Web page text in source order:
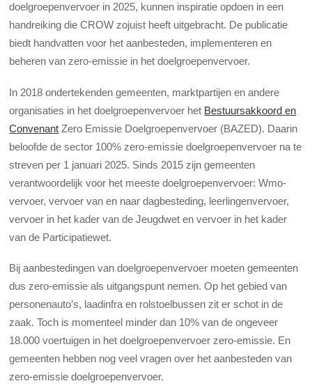
doelgroepenvervoer in 2025, kunnen inspiratie opdoen in een
handreiking die CROW zojuist heeft uitgebracht. De publicatie
biedt handvatten voor het aanbesteden, implementeren en
beheren van zero-emissie in het doelgroepenvervoer.
In 2018 ondertekenden gemeenten, marktpartijen en andere
organisaties in het doelgroepenvervoer het Bestuursakkoord en
Convenant Zero Emissie Doelgroepenvervoer (BAZED). Daarin
beloofde de sector 100% zero-emissie doelgroepenvervoer na te
streven per 1 januari 2025. Sinds 2015 zijn gemeenten
verantwoordelijk voor het meeste doelgroepenvervoer: Wmo-
vervoer, vervoer van en naar dagbesteding, leerlingenvervoer,
vervoer in het kader van de Jeugdwet en vervoer in het kader
van de Participatiewet.
Bij aanbestedingen van doelgroepenvervoer moeten gemeenten
dus zero-emissie als uitgangspunt nemen. Op het gebied van
personenauto’s, laadinfra en rolstoelbussen zit er schot in de
zaak. Toch is momenteel minder dan 10% van de ongeveer
18.000 voertuigen in het doelgroepenvervoer zero-emissie. En
gemeenten hebben nog veel vragen over het aanbesteden van
zero-emissie doelgroepenvervoer.